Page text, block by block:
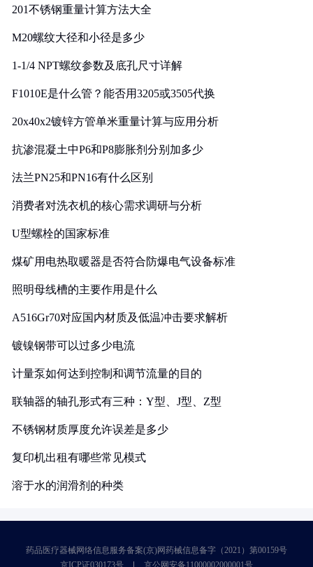
201不锈钢重量计算方法大全
M20螺纹大径和小径是多少
1-1/4 NPT螺纹参数及底孔尺寸详解
F1010E是什么管？能否用3205或3505代换
20x40x2镀锌方管单米重量计算与应用分析
抗渗混凝土中P6和P8膨胀剂分别加多少
法兰PN25和PN16有什么区别
消费者对洗衣机的核心需求调研与分析
U型螺栓的国家标准
煤矿用电热取暖器是否符合防爆电气设备标准
照明母线槽的主要作用是什么
A516Gr70对应国内材质及低温冲击要求解析
镀镍钢带可以过多少电流
计量泵如何达到控制和调节流量的目的
联轴器的轴孔形式有三种：Y型、J型、Z型
不锈钢材质厚度允许误差是多少
复印机出租有哪些常见模式
溶于水的润滑剂的种类
药品医疗器械网络信息服务备案(京)网药械信息备字（2021）第00159号
京ICP证030173号
京公网安备11000002000001号